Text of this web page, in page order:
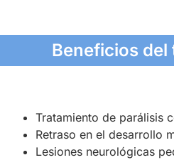
Beneficios
Tratamiento de parálisis
Retraso en el desarrollo
Lesiones neurológicas